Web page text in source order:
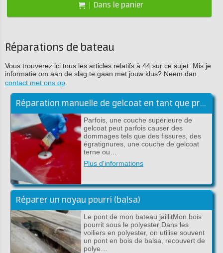
Dans le panier
Réparations de bateau
Vous trouverez ici tous les articles relatifs à 44 sur ce sujet. Mis je
informatie om aan de slag te gaan met jouw klus? Neem dan
contact met ons op
Réparation manuelle de gelcoat en tant que professionnel!
Parfois, une couche supérieure de
gelcoat peut parfois causer des
dommages tels que des fissures, des
égratignures, une couche de gelcoat
terne ou…
Plus d'informations
Réparer un noyau pourri (balsa)
Le pont de mon bateau jaillitMon bois
pourrit sous le polyester Dans les
voiliers en polyester, on utilise souvent
un pont en bois de balsa, recouvert de
polye…